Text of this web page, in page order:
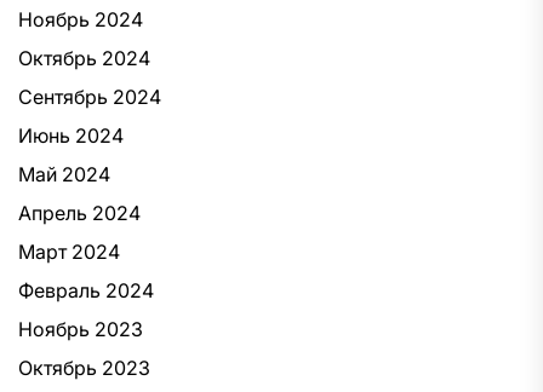
Ноябрь 2024
Октябрь 2024
Сентябрь 2024
Июнь 2024
Май 2024
Апрель 2024
Март 2024
Февраль 2024
Ноябрь 2023
Октябрь 2023